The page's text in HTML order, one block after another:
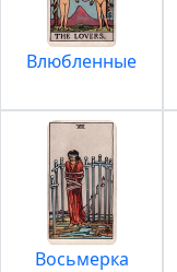
Влюбленные
Восьмерка